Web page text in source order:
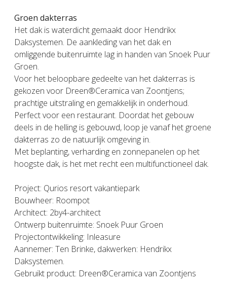
Groen dakterras
Het dak is waterdicht gemaakt door Hendrikx
Daksystemen. De aankleding van het dak en
omliggende buitenruimte lag in handen van Snoek Puur
Groen.
Voor het beloopbare gedeelte van het dakterras is
gekozen voor Dreen®Ceramica van Zoontjens;
prachtige uitstraling en gemakkelijk in onderhoud.
Perfect voor een restaurant. Doordat het gebouw
deels in de helling is gebouwd, loop je vanaf het groene
dakterras zo de natuurlijk omgeving in.
Met beplanting, verharding en zonnepanelen op het
hoogste dak, is het met recht een multifunctioneel dak.
Project: Qurios resort vakantiepark
Bouwheer: Roompot
Architect: 2by4-architect
Ontwerp buitenruimte: Snoek Puur Groen
Projectontwikkeling: Inleasure
Aannemer: Ten Brinke, dakwerken: Hendrikx
Daksystemen.
Gebruikt product: Dreen®Ceramica van Zoontjens